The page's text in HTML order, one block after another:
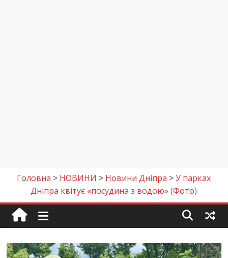
Головна > НОВИНИ > Новини Дніпра >У парках
Дніпра квітує «посудина з водою» (Фото)